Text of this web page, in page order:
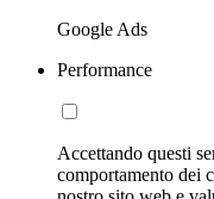
Google Ads
Performance
Accettando questi
comportamento dei